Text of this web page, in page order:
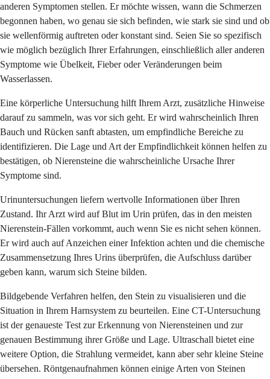
anderen Symptomen stellen. Er möchte wissen, wann die Schmerzen
begonnen haben, wo genau sie sich befinden, wie stark sie sind und ob
sie wellenförmig auftreten oder konstant sind. Seien Sie so spezifisch
wie möglich bezüglich Ihrer Erfahrungen, einschließlich aller anderen
Symptome wie Übelkeit, Fieber oder Veränderungen beim
Wasserlassen.
Eine körperliche Untersuchung hilft Ihrem Arzt, zusätzliche Hinweise
darauf zu sammeln, was vor sich geht. Er wird wahrscheinlich Ihren
Bauch und Rücken sanft abtasten, um empfindliche Bereiche zu
identifizieren. Die Lage und Art der Empfindlichkeit können helfen zu
bestätigen, ob Nierensteine die wahrscheinliche Ursache Ihrer
Symptome sind.
Urinuntersuchungen liefern wertvolle Informationen über Ihren
Zustand. Ihr Arzt wird auf Blut im Urin prüfen, das in den meisten
Nierenstein-Fällen vorkommt, auch wenn Sie es nicht sehen können.
Er wird auch auf Anzeichen einer Infektion achten und die chemische
Zusammensetzung Ihres Urins überprüfen, die Aufschluss darüber
geben kann, warum sich Steine bilden.
Bildgebende Verfahren helfen, den Stein zu visualisieren und die
Situation in Ihrem Harnsystem zu beurteilen. Eine CT-Untersuchung
ist der genaueste Test zur Erkennung von Nierensteinen und zur
genauen Bestimmung ihrer Größe und Lage. Ultraschall bietet eine
weitere Option, die Strahlung vermeidet, kann aber sehr kleine Steine
übersehen. Röntgenaufnahmen können einige Arten von Steinen